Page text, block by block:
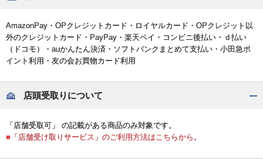
AmazonPay・OPクレジットカード・ロイヤルカード・OPクレジット以
外のクレジットカード・PayPay・楽天ペイ・コンビニ後払い・ｄ払い
（ドコモ）・auかんたん決済・ソフトバンクまとめて支払い・小田急ポ
イント利用・友の会お買物カード利用
店頭受取りについて
「店舗受取可」 の記載がある商品のみ対象です。
■「店舗受け取りサービス」のご利用方法はこちらから。